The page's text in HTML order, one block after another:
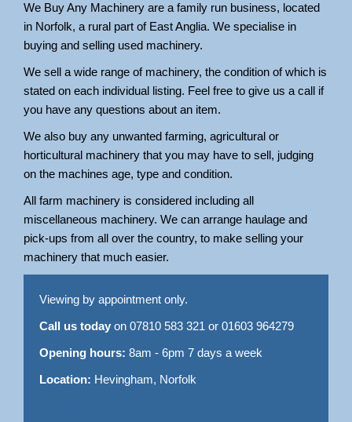
We Buy Any Machinery are a family run business, located
in Norfolk, a rural part of East Anglia. We specialise in
buying and selling used machinery.
We sell a wide range of machinery, the condition of which is
stated on each individual listing. Feel free to give us a call if
you have any questions about an item.
We also buy any unwanted farming, agricultural or
horticultural machinery that you may have to sell, judging
on the machines age, type and condition.
All farm machinery is considered including all
miscellaneous machinery. We can arrange haulage and
pick-ups from all over the country, to make selling your
machinery that much easier.
Viewing by appointment only.
Call us today on 07810 583 321 or 01603 964279
Opening hours: 8am - 6pm 7 days a week
Location: Hevingham, Norfolk